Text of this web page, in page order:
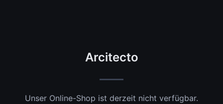
Arcitecto
Unser Online-Shop ist derzeit nicht verfügbar.